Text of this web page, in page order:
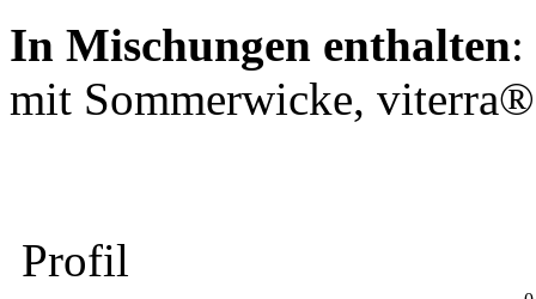
In Mischungen enthalten
mit Sommerwicke,
Profil